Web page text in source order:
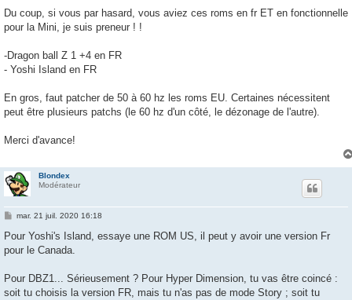
Du coup, si vous par hasard, vous aviez ces roms en fr ET en fonctionnelle
pour la Mini, je suis preneur ! !
-Dragon ball Z 1 +4 en FR
- Yoshi Island en FR
En gros, faut patcher de 50 à 60 hz les roms EU. Certaines nécessitent
peut être plusieurs patchs (le 60 hz d'un côté, le dézonage de l'autre).
Merci d'avance!
Blondex
Modérateur
M
s
a
mar. 21 juil. 2020 16:18
Pour Yoshi's Island, essaye une ROM US, il peut y avoir une version Fr
pour le Canada.
Pour DBZ1... Sérieusement ? Pour Hyper Dimension, tu vas être coincé :
soit tu choisis la version FR, mais tu n'as pas de mode Story ; soit tu